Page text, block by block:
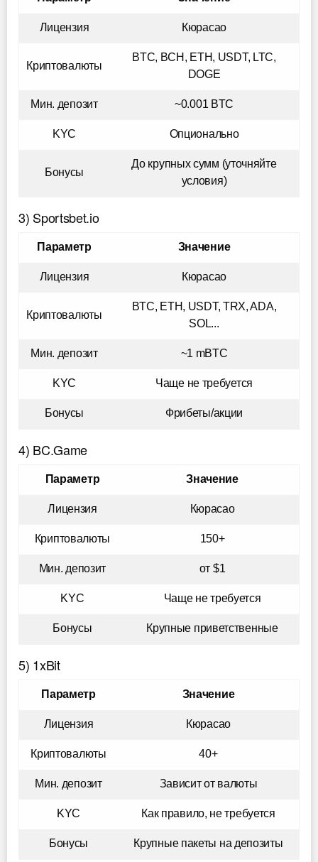
Лицензия Кюрасао
Криптовалюты
BTC, BCH, ETH, USDT, LTC,
DOGE
Мин. депозит ~0.001 BTC
KYC Опционально
Бонусы
До крупных сумм (уточняйте
условия)
3) Sportsbet.io
Параметр Значение
Лицензия Кюрасао
Криптовалюты
BTC, ETH, USDT, TRX, ADA,
SOL...
Мин. депозит ~1 mBTC
KYC Чаще не требуется
Бонусы Фрибеты/акции
4) BC.Game
Параметр Значение
Лицензия Кюрасао
Криптовалюты 150+
Мин. депозит от $1
KYC Чаще не требуется
Бонусы Крупные приветственные
5) 1xBit
Параметр Значение
Лицензия Кюрасао
Криптовалюты 40+
Мин. депозит Зависит от валюты
KYC Как правило, не требуется
Бонусы Крупные пакеты на депозиты